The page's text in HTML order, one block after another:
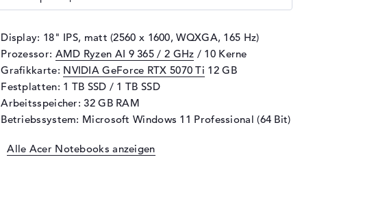
Display: 18" IPS, matt (2560 x 1600, WQXGA, 165 Hz)
Prozessor: AMD Ryzen AI 9 365 / 2 GHz / 10 Kerne
Grafikkarte: NVIDIA GeForce RTX 5070 Ti 12 GB
Festplatten: 1 TB SSD / 1 TB SSD
Arbeitsspeicher: 32 GB RAM
Betriebssystem: Microsoft Windows 11 Professional (64 Bit)
Alle Acer Notebooks anzeigen